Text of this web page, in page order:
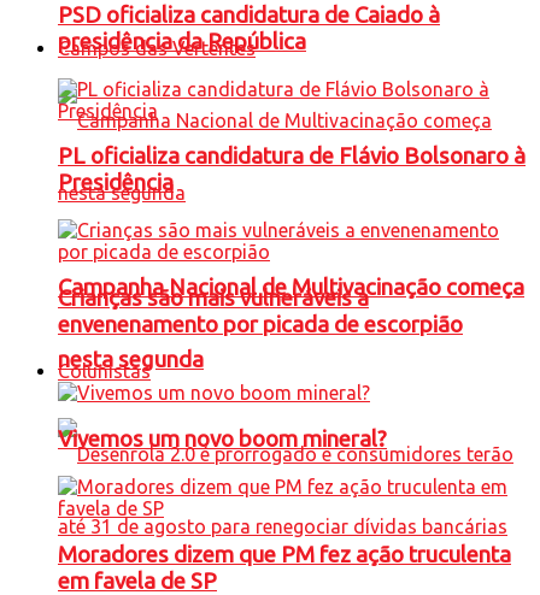
Campos das Vertentes
Campanha Nacional de Multivacinação começa
nesta segunda
PSD oficializa candidatura de Caiado à
presidência da República
PL oficializa candidatura de Flávio Bolsonaro à
Presidência
Crianças são mais vulneráveis a
envenenamento por picada de escorpião
Colunistas
Vivemos um novo boom mineral?
Moradores dizem que PM fez ação truculenta
em favela de SP